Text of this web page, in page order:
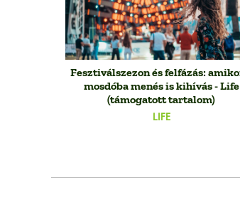
LIFE
Fesztiválszezon és felfázás:
mosdóba menés is kihívás - Life
(támogatott tartalom)